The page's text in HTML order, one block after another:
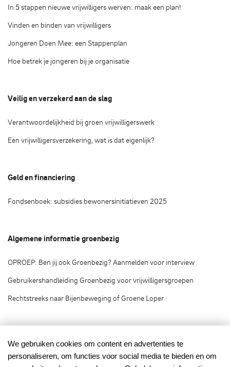
In 5 stappen nieuwe vrijwilligers werven: maak een plan!
Vinden en binden van vrijwilligers
Jongeren Doen Mee: een Stappenplan
Hoe betrek je jongeren bij je organisatie
Veilig en verzekerd aan de slag
Verantwoordelijkheid bij groen vrijwilligerswerk
Een vrijwilligersverzekering, wat is dat eigenlijk?
Geld en financiering
Fondsenboek: subsidies bewonersinitiatieven 2025
Algemene informatie groenbezig
OPROEP: Ben jij ook Groenbezig? Aanmelden voor interview
Gebruikershandleiding Groenbezig voor vrijwilligersgroepen
Rechtstreeks naar Bijenbeweging of Groene Loper
Groenbezig.nl © 2020
Groenbezig.nl is het vrijwilligersplatform van:
We gebruiken cookies om content en advertenties te
personaliseren, om functies voor social media te bieden en om